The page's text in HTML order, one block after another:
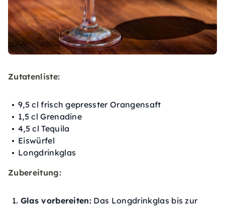
Zutatenliste:
9,5 cl frisch gepresster Orangensaft
1,5 cl Grenadine
4,5 cl Tequila
Eiswürfel
Longdrinkglas
Zubereitung:
Glas vorbereiten: Das Longdrinkglas bis zur